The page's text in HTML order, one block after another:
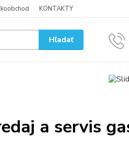
KONTAKTY
Hľadať
a servis